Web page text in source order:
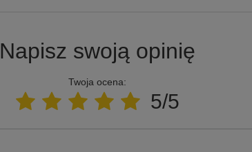
Napisz swoją opinię
Twoja ocena:
5/5